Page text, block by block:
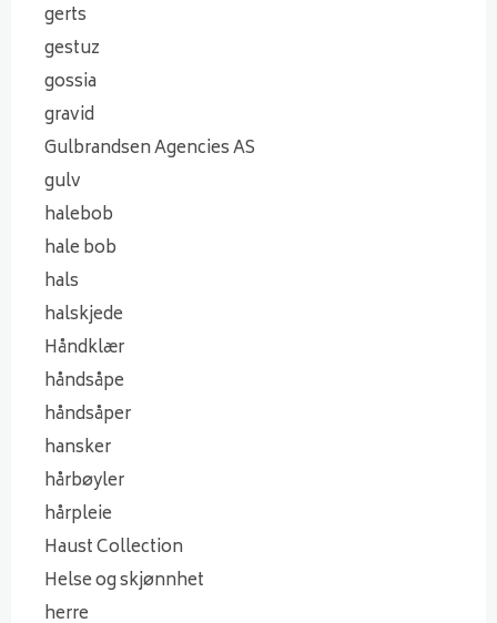
gerts
gestuz
gossia
gravid
Gulbrandsen Agencies AS
gulv
halebob
hale bob
hals
halskjede
Håndklær
håndsåpe
håndsåper
hansker
hårbøyler
hårpleie
Haust Collection
Helse og skjønnhet
herre